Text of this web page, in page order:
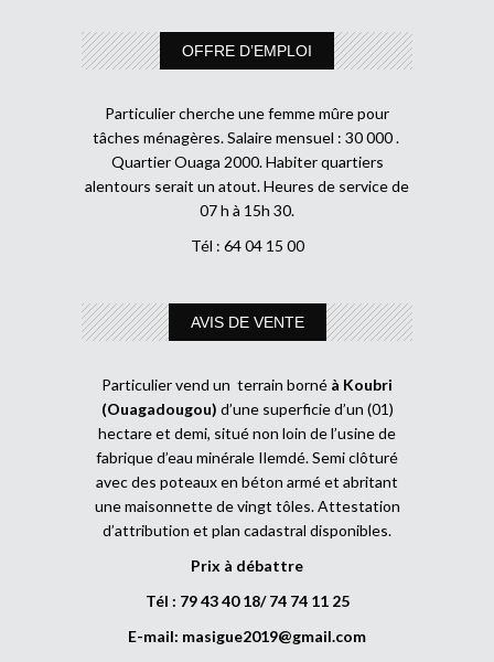
OFFRE D’EMPLOI
Particulier cherche une femme mûre pour
tâches ménagères. Salaire mensuel : 30 000 .
Quartier Ouaga 2000. Habiter quartiers
alentours serait un atout. Heures de service de
07 h à 15h 30.
Tél : 64 04 15 00
AVIS DE VENTE
Particulier vend un terrain borné à Koubri
(Ouagadougou) d’une superficie d’un (01)
hectare et demi, situé non loin de l’usine de
fabrique d’eau minérale Ilemdé. Semi clôturé
avec des poteaux en béton armé et abritant
une maisonnette de vingt tôles. Attestation
d’attribution et plan cadastral disponibles.
Prix à débattre
Tél : 79 43 40 18/ 74 74 11 25
E-mail: masigue2019@gmail.com